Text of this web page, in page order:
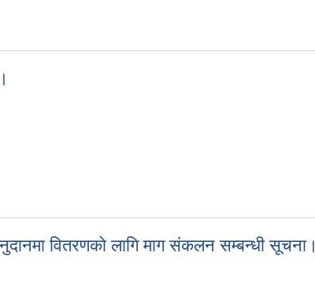
वितरणको लागि माग संकलन सम्बन्धी सूचना।